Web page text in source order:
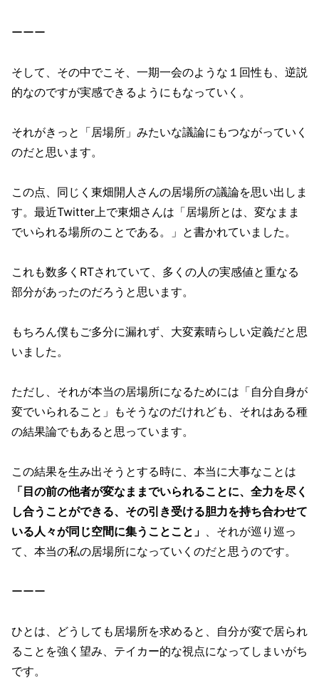
ーーー
そして、その中でこそ、一期一会のような１回性も、逆説
的なのですが実感できるようにもなっていく。
それがきっと「居場所」みたいな議論にもつながっていく
のだと思います。
この点、同じく東畑開人さんの居場所の議論を思い出しま
す。最近Twitter上で東畑さんは「居場所とは、変なまま
でいられる場所のことである。」と書かれていました。
これも数多くRTされていて、多くの人の実感値と重なる
部分があったのだろうと思います。
もちろん僕もご多分に漏れず、大変素晴らしい定義だと思
いました。
ただし、それが本当の居場所になるためには「自分自身が
変でいられること」もそうなのだけれども、それはある種
の結果論でもあると思っています。
この結果を生み出そうとする時に、本当に大事なことは
「目の前の他者が変なままでいられることに、全力を尽く
し合うことができる、その引き受ける胆力を持ち合わせて
いる人々が同じ空間に集うことこと」 、それが巡り巡っ
て、本当の私の居場所になっていくのだと思うのです。
ーーー
ひとは、どうしても居場所を求めると、自分が変で居られ
ることを強く望み、テイカー的な視点になってしまいがち
です。